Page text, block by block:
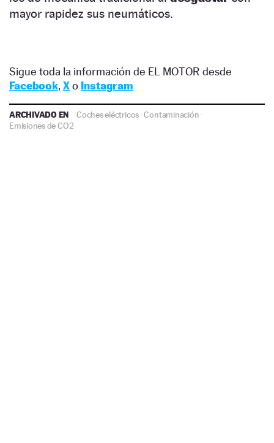
mayor rapidez sus neumáticos.
Sigue toda la información de EL MOTOR desde
Facebook, Xo Instagram
ARCHIVADO EN Coches eléctricos ·Contaminación ·
Emisiones de CO2